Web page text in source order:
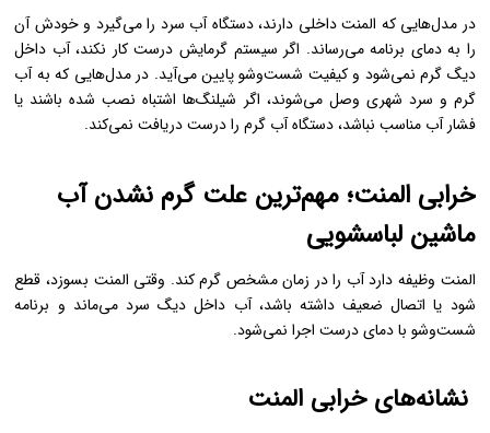
در مدل‌هایی که المنت داخلی دارند، دستگاه آب سرد را می‌گیرد و خودش آن
را به دمای برنامه می‌رساند. اگر سیستم گرمایش درست کار نکند، آب داخل
دیگ گرم نمی‌شود و کیفیت شست‌وشو پایین می‌آید. در مدل‌هایی که به آب
گرم و سرد شهری وصل می‌شوند، اگر شیلنگ‌ها اشتباه نصب شده باشند یا
فشار آب مناسب نباشد، دستگاه آب گرم را درست دریافت نمی‌کند.
خرابی المنت؛ مهم‌ترین علت گرم نشدن آب
ماشین لباسشویی
المنت وظیفه دارد آب را در زمان مشخص گرم کند. وقتی المنت بسوزد، قطع
شود یا اتصال ضعیف داشته باشد، آب داخل دیگ سرد می‌ماند و برنامه
شست‌وشو با دمای درست اجرا نمی‌شود.
نشانه‌های خرابی المنت